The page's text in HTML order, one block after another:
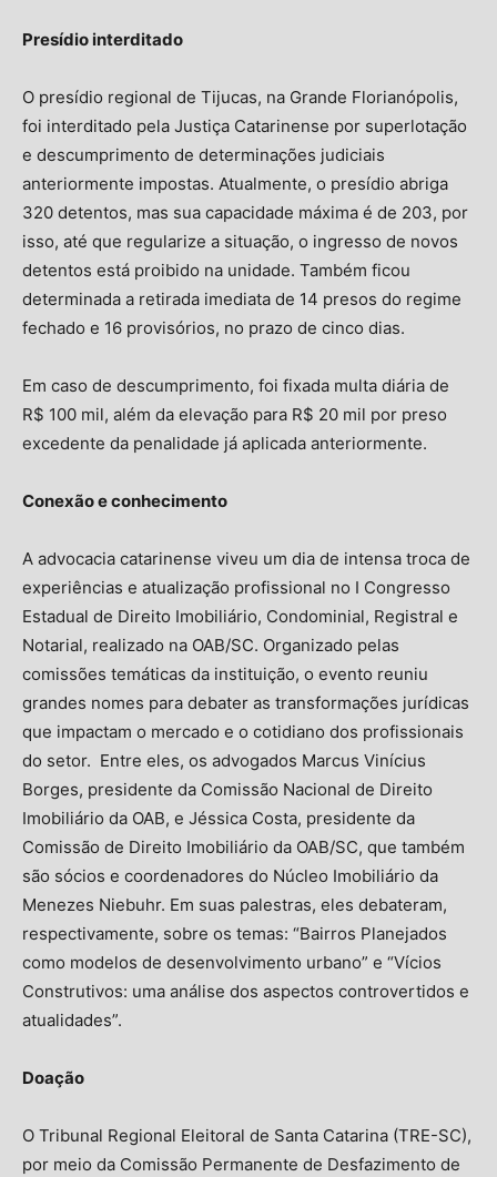
Presídio interditado
O presídio regional de Tijucas, na Grande Florianópolis,
foi interditado pela Justiça Catarinense por superlotação
e descumprimento de determinações judiciais
anteriormente impostas. Atualmente, o presídio abriga
320 detentos, mas sua capacidade máxima é de 203, por
isso, até que regularize a situação, o ingresso de novos
detentos está proibido na unidade. Também ficou
determinada a retirada imediata de 14 presos do regime
fechado e 16 provisórios, no prazo de cinco dias.
Em caso de descumprimento, foi fixada multa diária de
R$ 100 mil, além da elevação para R$ 20 mil por preso
excedente da penalidade já aplicada anteriormente.
Conexão e conhecimento
A advocacia catarinense viveu um dia de intensa troca de
experiências e atualização profissional no I Congresso
Estadual de Direito Imobiliário, Condominial, Registral e
Notarial, realizado na OAB/SC. Organizado pelas
comissões temáticas da instituição, o evento reuniu
grandes nomes para debater as transformações jurídicas
que impactam o mercado e o cotidiano dos profissionais
do setor. Entre eles, os advogados Marcus Vinícius
Borges, presidente da Comissão Nacional de Direito
Imobiliário da OAB, e Jéssica Costa, presidente da
Comissão de Direito Imobiliário da OAB/SC, que também
são sócios e coordenadores do Núcleo Imobiliário da
Menezes Niebuhr. Em suas palestras, eles debateram,
respectivamente, sobre os temas: “Bairros Planejados
como modelos de desenvolvimento urbano” e “Vícios
Construtivos: uma análise dos aspectos controvertidos e
atualidades”.
Doação
O Tribunal Regional Eleitoral de Santa Catarina (TRE-SC),
por meio da Comissão Permanente de Desfazimento de